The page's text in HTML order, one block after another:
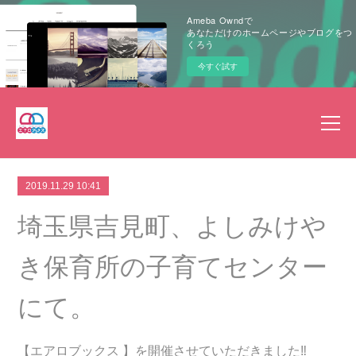
Ameba Owndで
あなただけのホームページやブログをつ
くろう
今すぐ試す
2019.11.29 10:41
埼玉県吉見町、よしみけや
き保育所の子育てセンター
にて。
【エアロブックス 】を開催させていただきました‼︎